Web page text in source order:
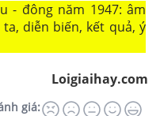
- đông năm 1947: âm
diễn biến, kết quả, ý
Loigiaihay.com
giá: